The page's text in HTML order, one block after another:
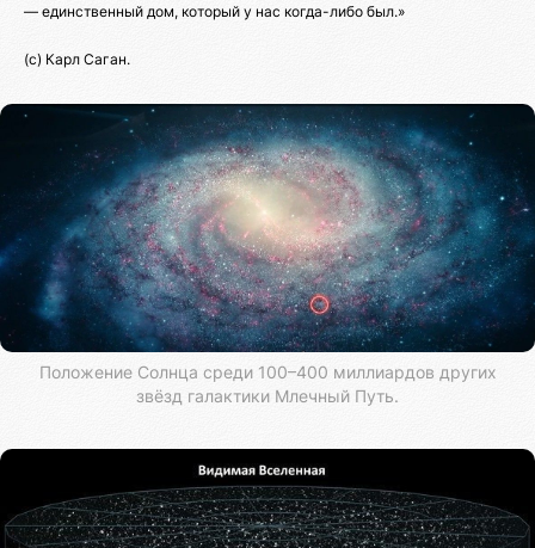
— единственный дом, который у нас когда-либо был.»
(с) Карл Саган.
Положение Солнца среди 100–400 миллиардов других
звёзд галактики Млечный Путь.